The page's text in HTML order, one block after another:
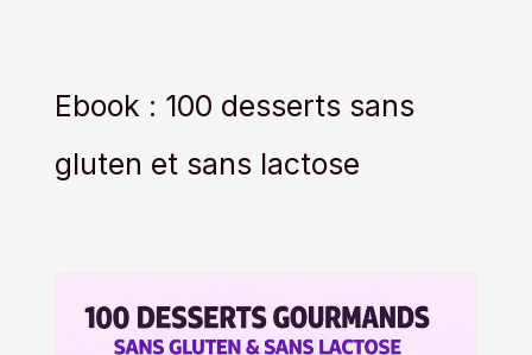
Ebook : 100 desserts sans
gluten et sans lactose